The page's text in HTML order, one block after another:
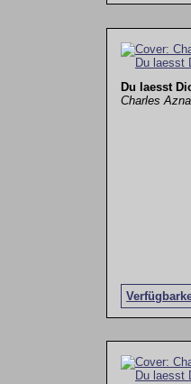
Du laesst
Charles